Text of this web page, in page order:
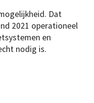
Dat
2021 operationeel
en
nodig is.